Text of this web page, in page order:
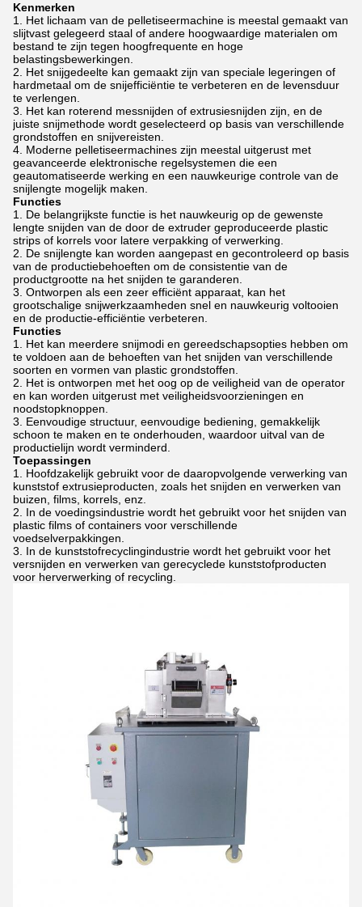
Kenmerken
Het lichaam van de pelletiseermachine is meestal gemaakt van
slijtvast gelegeerd staal of andere hoogwaardige materialen om
bestand te zijn tegen hoogfrequente en hoge
belastingsbewerkingen.
Het snijgedeelte kan gemaakt zijn van speciale legeringen of
hardmetaal om de snijefficiëntie te verbeteren en de levensduur
te verlengen.
Het kan roterend messnijden of extrusiesnijden zijn, en de
juiste snijmethode wordt geselecteerd op basis van verschillende
grondstoffen en snijvereisten.
Moderne pelletiseermachines zijn meestal uitgerust met
geavanceerde elektronische regelsystemen die een
geautomatiseerde werking en een nauwkeurige controle van de
snijlengte mogelijk maken.
Functies
De belangrijkste functie is het nauwkeurig op de gewenste
lengte snijden van de door de extruder geproduceerde plastic
strips of korrels voor latere verpakking of verwerking.
De snijlengte kan worden aangepast en gecontroleerd op basis
van de productiebehoeften om de consistentie van de
productgrootte na het snijden te garanderen.
Ontworpen als een zeer efficiënt apparaat, kan het
grootschalige snijwerkzaamheden snel en nauwkeurig voltooien
en de productie-efficiëntie verbeteren.
Functies
Het kan meerdere snijmodi en gereedschapsopties hebben om
te voldoen aan de behoeften van het snijden van verschillende
soorten en vormen van plastic grondstoffen.
Het is ontworpen met het oog op de veiligheid van de operator
en kan worden uitgerust met veiligheidsvoorzieningen en
noodstopknoppen.
Eenvoudige structuur, eenvoudige bediening, gemakkelijk
schoon te maken en te onderhouden, waardoor uitval van de
productielijn wordt verminderd.
Toepassingen
Hoofdzakelijk gebruikt voor de daaropvolgende verwerking van
kunststof extrusieproducten, zoals het snijden en verwerken van
buizen, films, korrels, enz.
In de voedingsindustrie wordt het gebruikt voor het snijden van
plastic films of containers voor verschillende
voedselverpakkingen.
In de kunststofrecyclingindustrie wordt het gebruikt voor het
versnijden en verwerken van gerecyclede kunststofproducten
voor herverwerking of recycling.